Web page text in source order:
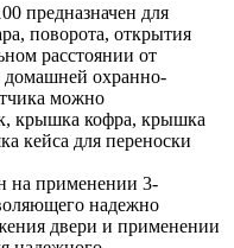
предназначен для
поворота, открытия
расстоянии от
домашней охранно-
можно
крышка кофра, крышка
кейса для переноски
на применении 3-
надежно
двери и применении